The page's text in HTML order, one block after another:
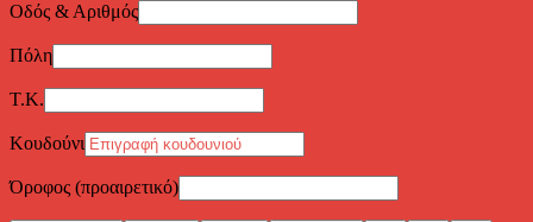
Οδός & Αριθμός
Πόλη
Τ.Κ.
Κουδούνι
Όροφος (προαιρετικό)